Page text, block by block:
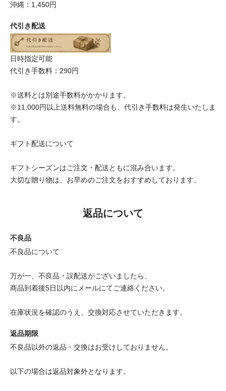
沖縄：1,450円
代引き配送
日時指定可能
代引き手数料：290円
※送料とは別途手数料がかかります。
※11,000円以上送料無料の場合も、代引き手数料は発生いたしま
す。
ギフト配送について
ギフトシーズンはご注文・配送ともに混み合います。
大切な贈り物は、お早めのご注文をおすすめしております。
返品について
不良品
不良品について
万が一、不良品・誤配送がございましたら、
商品到着後5日以内にメールにてご連絡ください。
在庫状況を確認のうえ、交換対応させていただきます。
返品期限
不良品以外の返品・交換はお受けしておりません。
以下の場合は返品対象外となります。